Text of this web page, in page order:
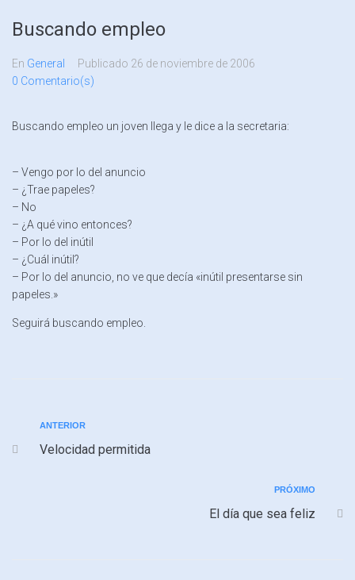
Buscando empleo
En General Publicado 26 de noviembre de 2006
0 Comentario(s)
Buscando empleo un joven llega y le dice a la secretaria:
– Vengo por lo del anuncio
– ¿Trae papeles?
– No
– ¿A qué vino entonces?
– Por lo del inútil
– ¿Cuál inútil?
– Por lo del anuncio, no ve que decía «inútil presentarse sin
papeles.»
Seguirá buscando empleo.
ANTERIOR
Velocidad permitida
PRÓXIMO
El día que sea feliz